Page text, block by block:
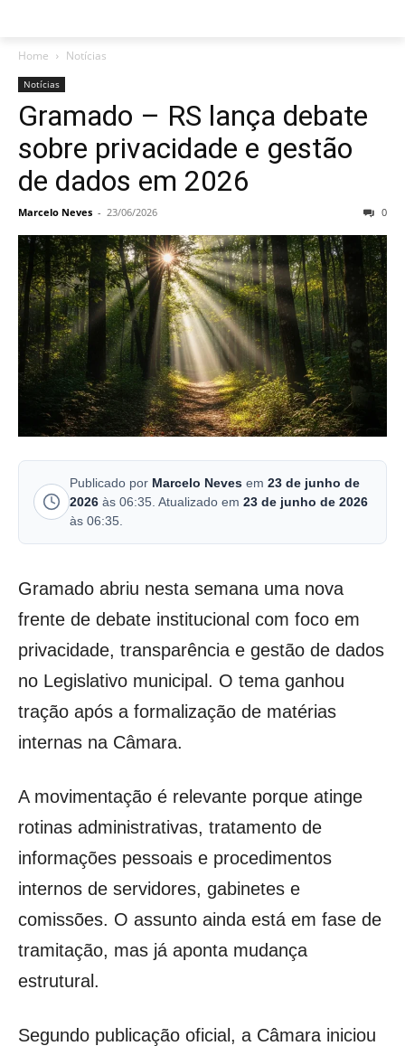
Home Notícias
Notícias
Gramado – RS lança debate
sobre privacidade e gestão
de dados em 2026
Marcelo Neves - 23/06/2026 0
Publicado por Marcelo Neves em 23 de junho de
2026 às 06:35. Atualizado em 23 de junho de 2026
às 06:35.
Gramado abriu nesta semana uma nova
frente de debate institucional com foco em
privacidade, transparência e gestão de dados
no Legislativo municipal. O tema ganhou
tração após a formalização de matérias
internas na Câmara.
A movimentação é relevante porque atinge
rotinas administrativas, tratamento de
informações pessoais e procedimentos
internos de servidores, gabinetes e
comissões. O assunto ainda está em fase de
tramitação, mas já aponta mudança
estrutural.
Segundo publicação oficial, a Câmara iniciou